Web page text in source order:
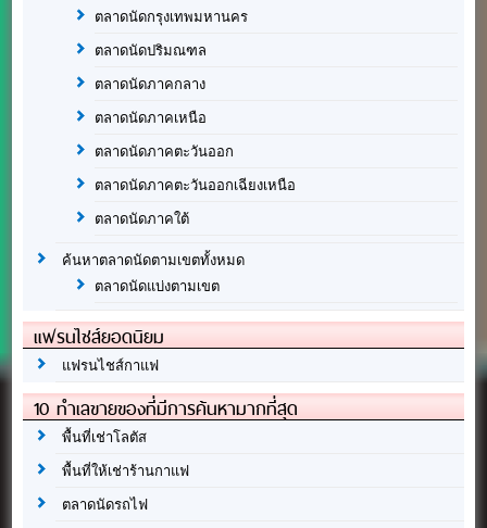
ตลาดนัดกรุงเทพมหานคร
ตลาดนัดปริมณฑล
ตลาดนัดภาคกลาง
ตลาดนัดภาคเหนือ
ตลาดนัดภาคตะวันออก
ตลาดนัดภาคตะวันออกเฉียงเหนือ
ตลาดนัดภาคใต้
ค้นหาตลาดนัดตามเขตทั้งหมด
ตลาดนัดแบ่งตามเขต
แฟรนไชส์ยอดนิยม
แฟรนไชส์กาแฟ
10 ทำเลขายของที่มีการค้นหามากที่สุด
พื้นที่เช่าโลตัส
พื้นที่ให้เช่าร้านกาแฟ
ตลาดนัดรถไฟ